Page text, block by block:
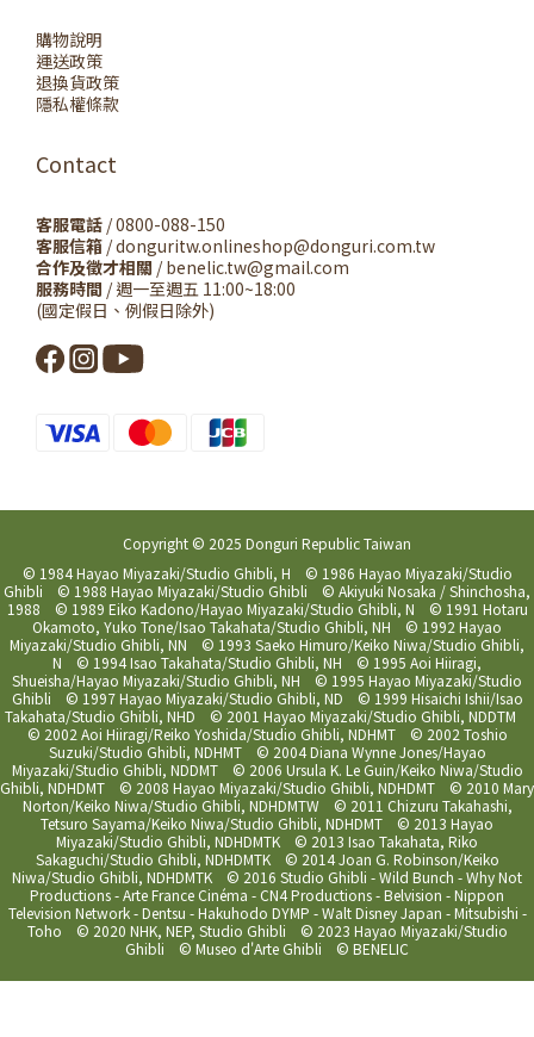
購物說明
運送政策
退換貨政策
隱私權條款
Contact
客服電話 / 0800-088-150
客服信箱 / donguritw.onlineshop@donguri.com.tw
合作及徵才相關 / benelic.tw@gmail.com
服務時間 / 週一至週五 11:00~18:00
(國定假日、例假日除外)
Copyright © 2025 Donguri Republic Taiwan
© 1984 Hayao Miyazaki/Studio Ghibli, H © 1986 Hayao Miyazaki/Studio
Ghibli © 1988 Hayao Miyazaki/Studio Ghibli © Akiyuki Nosaka / Shinchosha,
1988 © 1989 Eiko Kadono/Hayao Miyazaki/Studio Ghibli, N © 1991 Hotaru
Okamoto, Yuko Tone/Isao Takahata/Studio Ghibli, NH © 1992 Hayao
Miyazaki/Studio Ghibli, NN © 1993 Saeko Himuro/Keiko Niwa/Studio Ghibli,
N © 1994 Isao Takahata/Studio Ghibli, NH © 1995 Aoi Hiiragi,
Shueisha/Hayao Miyazaki/Studio Ghibli, NH © 1995 Hayao Miyazaki/Studio
Ghibli © 1997 Hayao Miyazaki/Studio Ghibli, ND © 1999 Hisaichi Ishii/Isao
Takahata/Studio Ghibli, NHD © 2001 Hayao Miyazaki/Studio Ghibli, NDDTM
© 2002 Aoi Hiiragi/Reiko Yoshida/Studio Ghibli, NDHMT © 2002 Toshio
Suzuki/Studio Ghibli, NDHMT © 2004 Diana Wynne Jones/Hayao
Miyazaki/Studio Ghibli, NDDMT © 2006 Ursula K. Le Guin/Keiko Niwa/Studio
Ghibli, NDHDMT © 2008 Hayao Miyazaki/Studio Ghibli, NDHDMT © 2010 Mary
Norton/Keiko Niwa/Studio Ghibli, NDHDMTW © 2011 Chizuru Takahashi,
Tetsuro Sayama/Keiko Niwa/Studio Ghibli, NDHDMT © 2013 Hayao
Miyazaki/Studio Ghibli, NDHDMTK © 2013 Isao Takahata, Riko
Sakaguchi/Studio Ghibli, NDHDMTK © 2014 Joan G. Robinson/Keiko
Niwa/Studio Ghibli, NDHDMTK © 2016 Studio Ghibli - Wild Bunch - Why Not
Productions - Arte France Cinéma - CN4 Productions - Belvision - Nippon
Television Network - Dentsu - Hakuhodo DYMP - Walt Disney Japan - Mitsubishi -
Toho © 2020 NHK, NEP, Studio Ghibli © 2023 Hayao Miyazaki/Studio
Ghibli © Museo d'Arte Ghibli © BENELIC